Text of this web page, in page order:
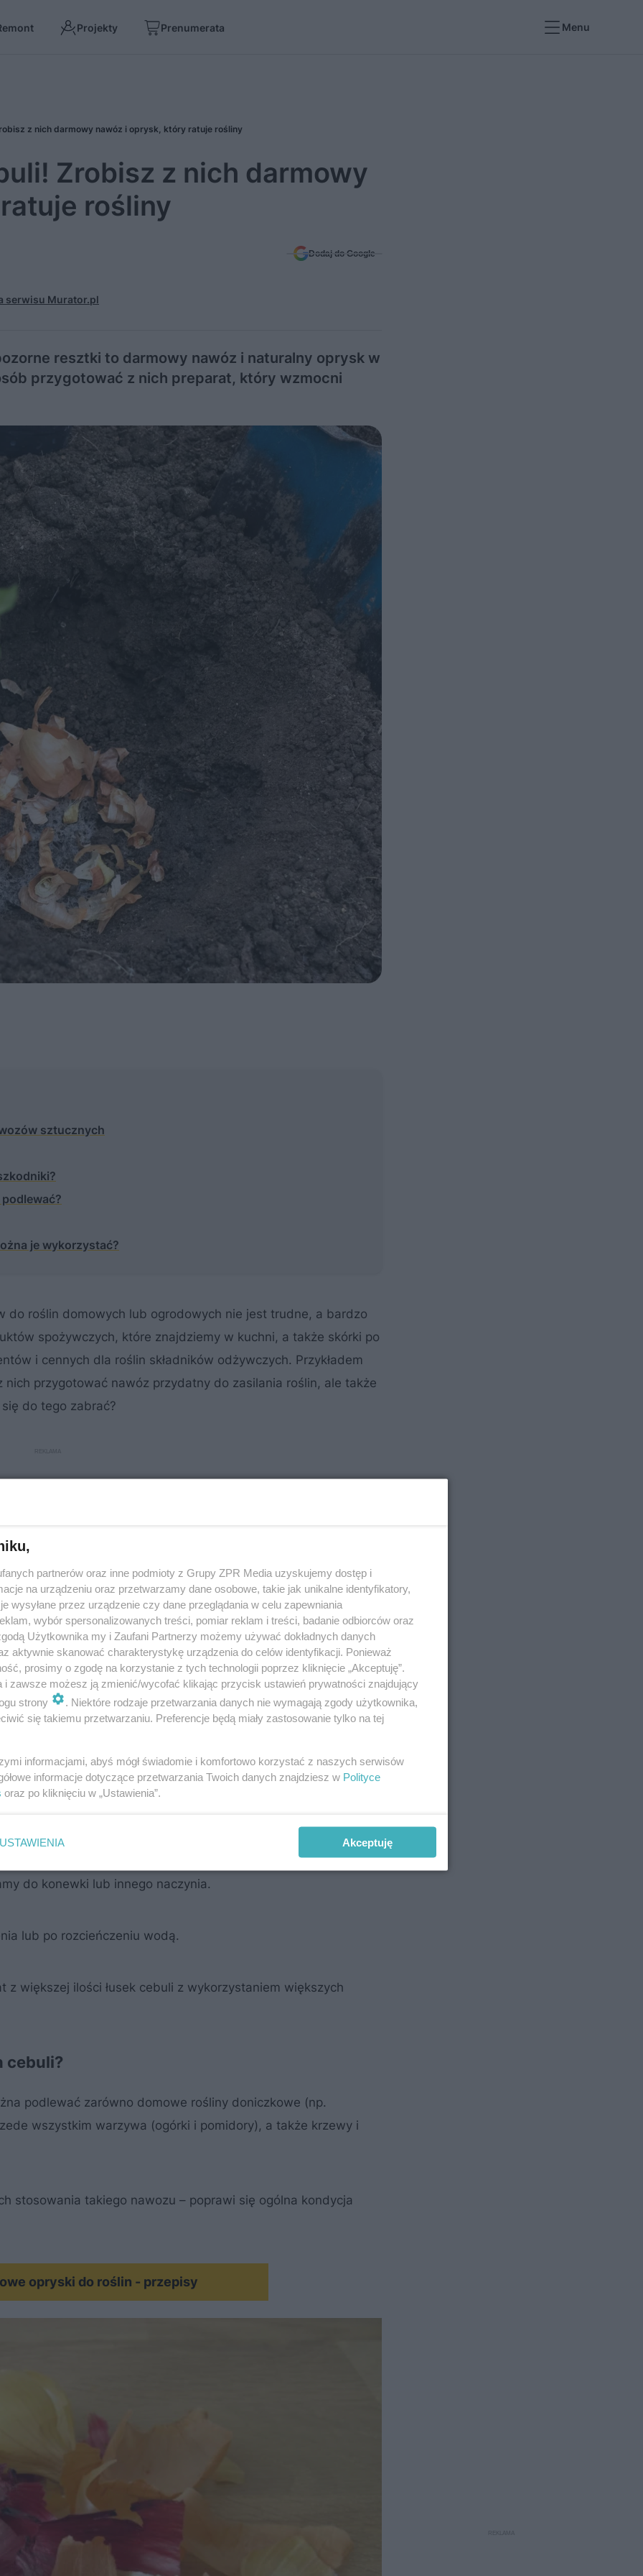
Projekty Prenumerata Menu
z nich darmowy nawóz i oprysk, który ratuje rośliny
Zrobisz z nich darmowy
rośliny
serwisu Murator.pl
Dodaj do Google
resztki to darmowy nawóz i naturalny oprysk w
przygotować z nich preparat, który wzmocni
sztucznych
je wykorzystać?
do roślin domowych lub ogrodowych nie jest trudne, a bardzo
spożywczych, które znajdziemy w kuchni, a także skórki po
i cennych dla roślin składników odżywczych. Przykładem
nich przygotować nawóz przydatny do zasilania roślin, ale także
do tego zabrać?
roślin, wystarczy zebrać 1-2 garście łupin z kilku
i dymki.
(np. duży słoik), które wyposażone jest w pokrywkę lub inne
wody.
miejsce na około jedną dobę.
do konewki lub innego naczynia.
lub po rozcieńczeniu wodą.
większej ilości łusek cebuli z wykorzystaniem większych
cebuli?
podlewać zarówno domowe rośliny doniczkowe (np.
wszystkim warzywa (ogórki i pomidory), a także krzewy i
stosowania takiego nawozu – poprawi się ogólna kondycja
opryski do roślin - przepisy
partnerów oraz inne podmioty z Grupy ZPR Media uzyskujemy dostęp i
na urządzeniu oraz przetwarzamy dane osobowe, takie jak unikalne identyfikatory,
wysyłane przez urządzenie czy dane przeglądania w celu zapewniania
wybór spersonalizowanych treści, pomiar reklam i treści, badanie odbiorców oraz
Użytkownika my i Zaufani Partnerzy możemy używać dokładnych danych
aktywnie skanować charakterystykę urządzenia do celów identyfikacji. Ponieważ
prosimy o zgodę na korzystanie z tych technologii poprzez kliknięcie „Akceptuję”.
i zawsze możesz ją zmienić/wycofać klikając przycisk ustawień prywatności znajdujący
strony
. Niektóre rodzaje przetwarzania danych nie wymagają zgody użytkownika,
się takiemu przetwarzaniu. Preferencje będą miały zastosowanie tylko na tej
informacjami, abyś mógł świadomie i komfortowo korzystać z naszych serwisów
informacje dotyczące przetwarzania Twoich danych znajdziesz w Polityce
oraz po kliknięciu w „Ustawienia”.
USTAWIENIA Akceptuję